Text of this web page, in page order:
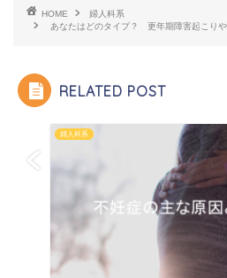
HOME
婦人科系
あなたはどのタイプ？ 更年期障害起こり
RELATED POST
婦人科系